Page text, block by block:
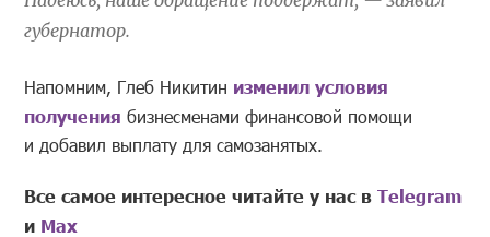
губернатор.
Напомним, Глеб Никитин изменил условия
получения бизнесменами финансовой помощи
и добавил выплату для самозанятых.
Все самое интересное читайте у нас вTelegram
и Mах